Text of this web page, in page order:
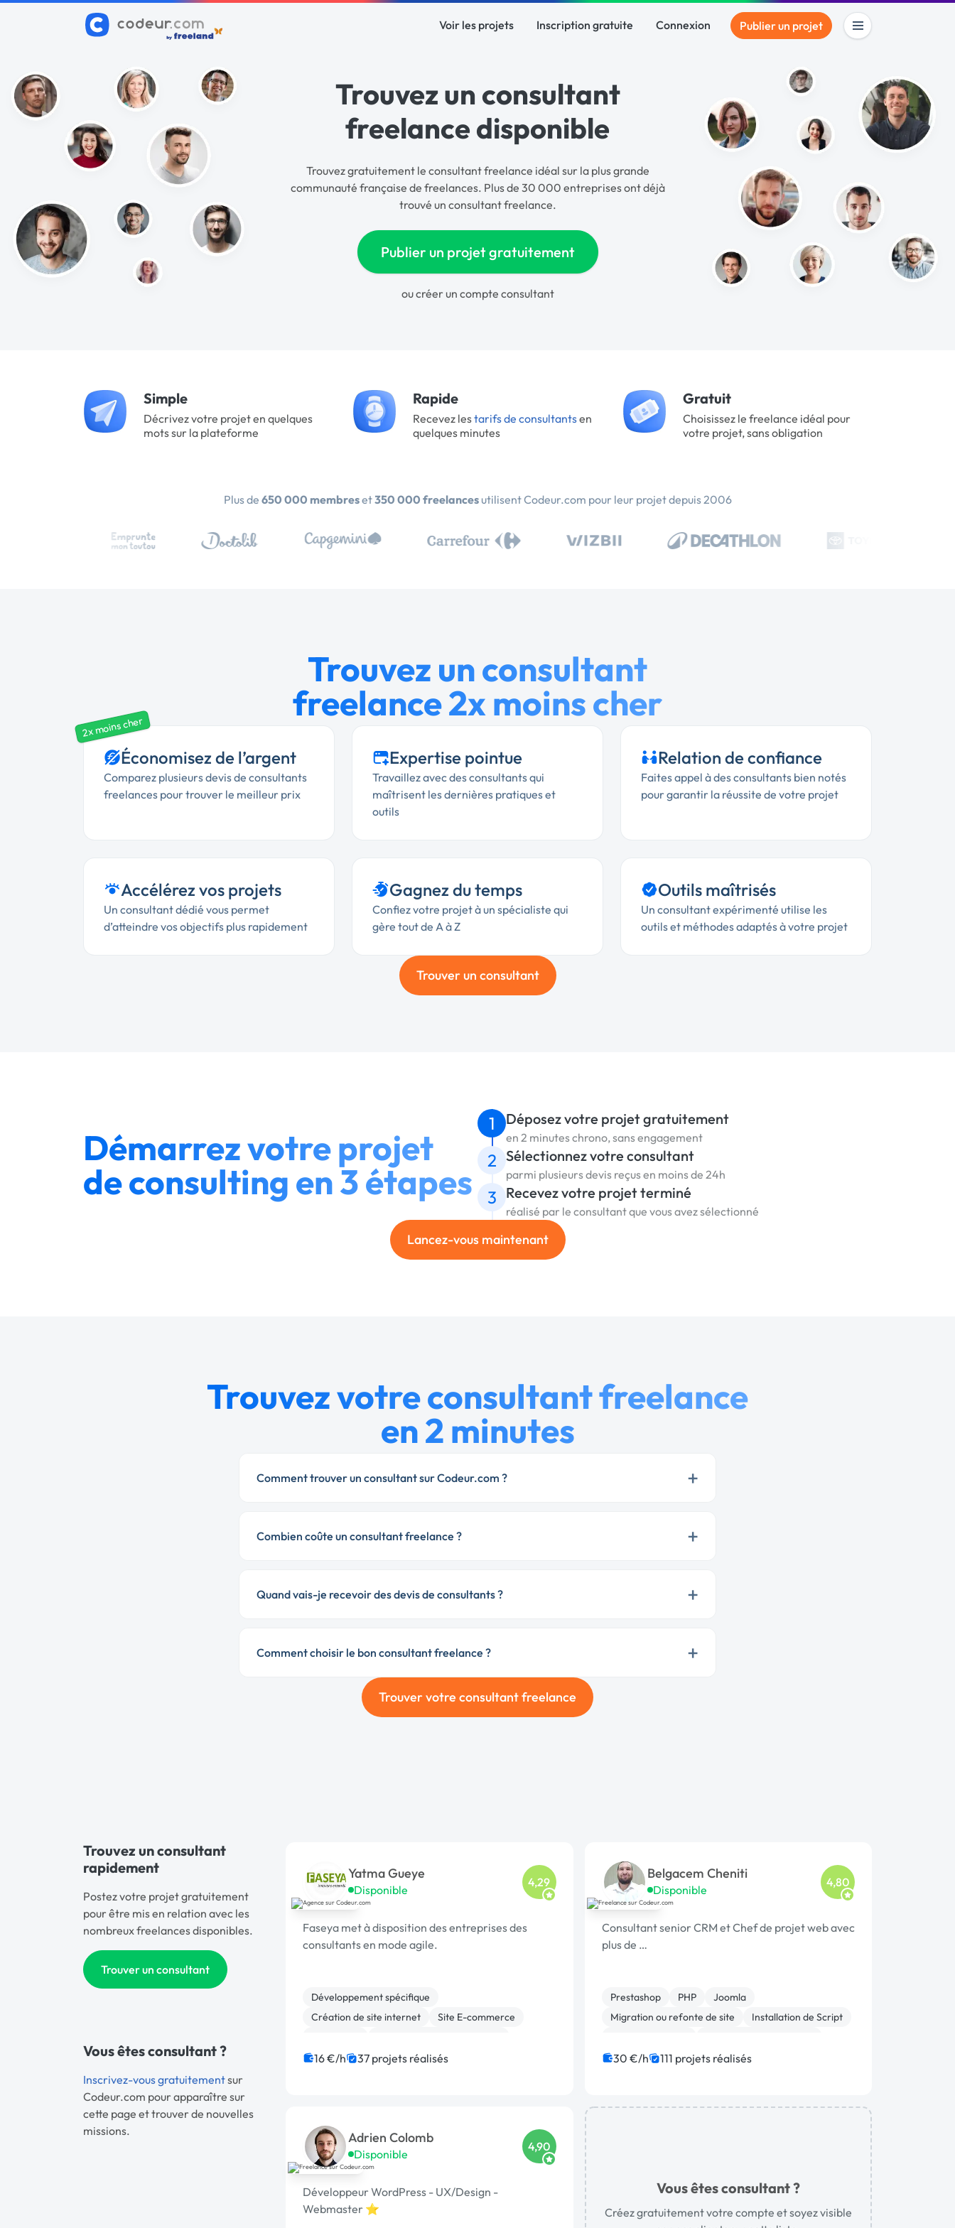
Voir les projets Inscription gratuite Connexion Publier un projet
Trouvez un consultant
freelance disponible
Trouvez gratuitement le consultant freelance idéal sur la plus grande
communauté française de freelances. Plus de 30 000 entreprises ont déjà
trouvé un consultant freelance.
Publier un projet gratuitement
oucréer un compte consultant
Simple
Décrivez votre projet en quelques
mots sur la plateforme
Rapide
Recevez lestarifs de consultantsen
quelques minutes
Gratuit
Choisissez le freelance idéal pour
votre projet, sans obligation
Plus de 650 000 membreset350 000 freelancesutilisent Codeur.com pour leur projet depuis 2006
Trouvez un consultant
freelance 2x moins cher
2x moins cher
Économisez de l’argent
Comparez plusieurs devis de consultants
freelances pour trouver le meilleur prix
Expertise pointue
Travaillez avec des consultants qui
maîtrisent les dernières pratiques et
outils
Relation de confiance
Faites appel à des consultants bien notés
pour garantir la réussite de votre projet
Accélérez vos projets
Un consultant dédié vous permet
d’atteindre vos objectifs plus rapidement
Gagnez du temps
Confiez votre projet à un spécialiste qui
gère tout de A à Z
Outils maîtrisés
Un consultant expérimenté utilise les
outils et méthodes adaptés à votre projet
Trouver un consultant
Démarrez votre projet
de consulting en 3 étapes
1 Déposez votre projet gratuitement
en 2 minutes chrono, sans engagement
2 Sélectionnez votre consultant
parmi plusieurs devis reçus en moins de 24h
3 Recevez votre projet terminé
réalisé par le consultant que vous avez sélectionné
Lancez-vous maintenant
Trouvez votre consultant freelance
en 2 minutes
Comment trouver un consultant sur Codeur.com ? +
Combien coûte un consultant freelance ? +
Quand vais-je recevoir des devis de consultants ? +
Comment choisir le bon consultant freelance ? +
Trouver votre consultant freelance
Trouvez un consultant
rapidement
Postez votre projet gratuitement
pour être mis en relation avec les
nombreux freelances disponibles.
Trouver un consultant
Vous êtes consultant ?
Inscrivez-vous gratuitementsur
Codeur.com pour apparaître sur
cette page et trouver de nouvelles
missions.
Yatma Gueye
Disponible
4,29
Faseya met à disposition des entreprises des
consultants en mode agile.
Développement spécifique
Création de site internet
Site E-commerce
Gestion de projet
IoT
Dropshipping
16 €/h 37 projets réalisés
Belgacem Cheniti
Disponible
4,80
Consultant senior CRM et Chef de projet web avec
plus de …
Prestashop PHP
Joomla
Migration ou refonte de site
Installation de Script
Développement spécifique
WordPress
30 €/h 111 projets réalisés
Adrien Colomb
Disponible
4,90
Développeur WordPress - UX/Design -
Webmaster ⭐
Vous êtes consultant ?
Créez gratuitement votre compte et soyez visible